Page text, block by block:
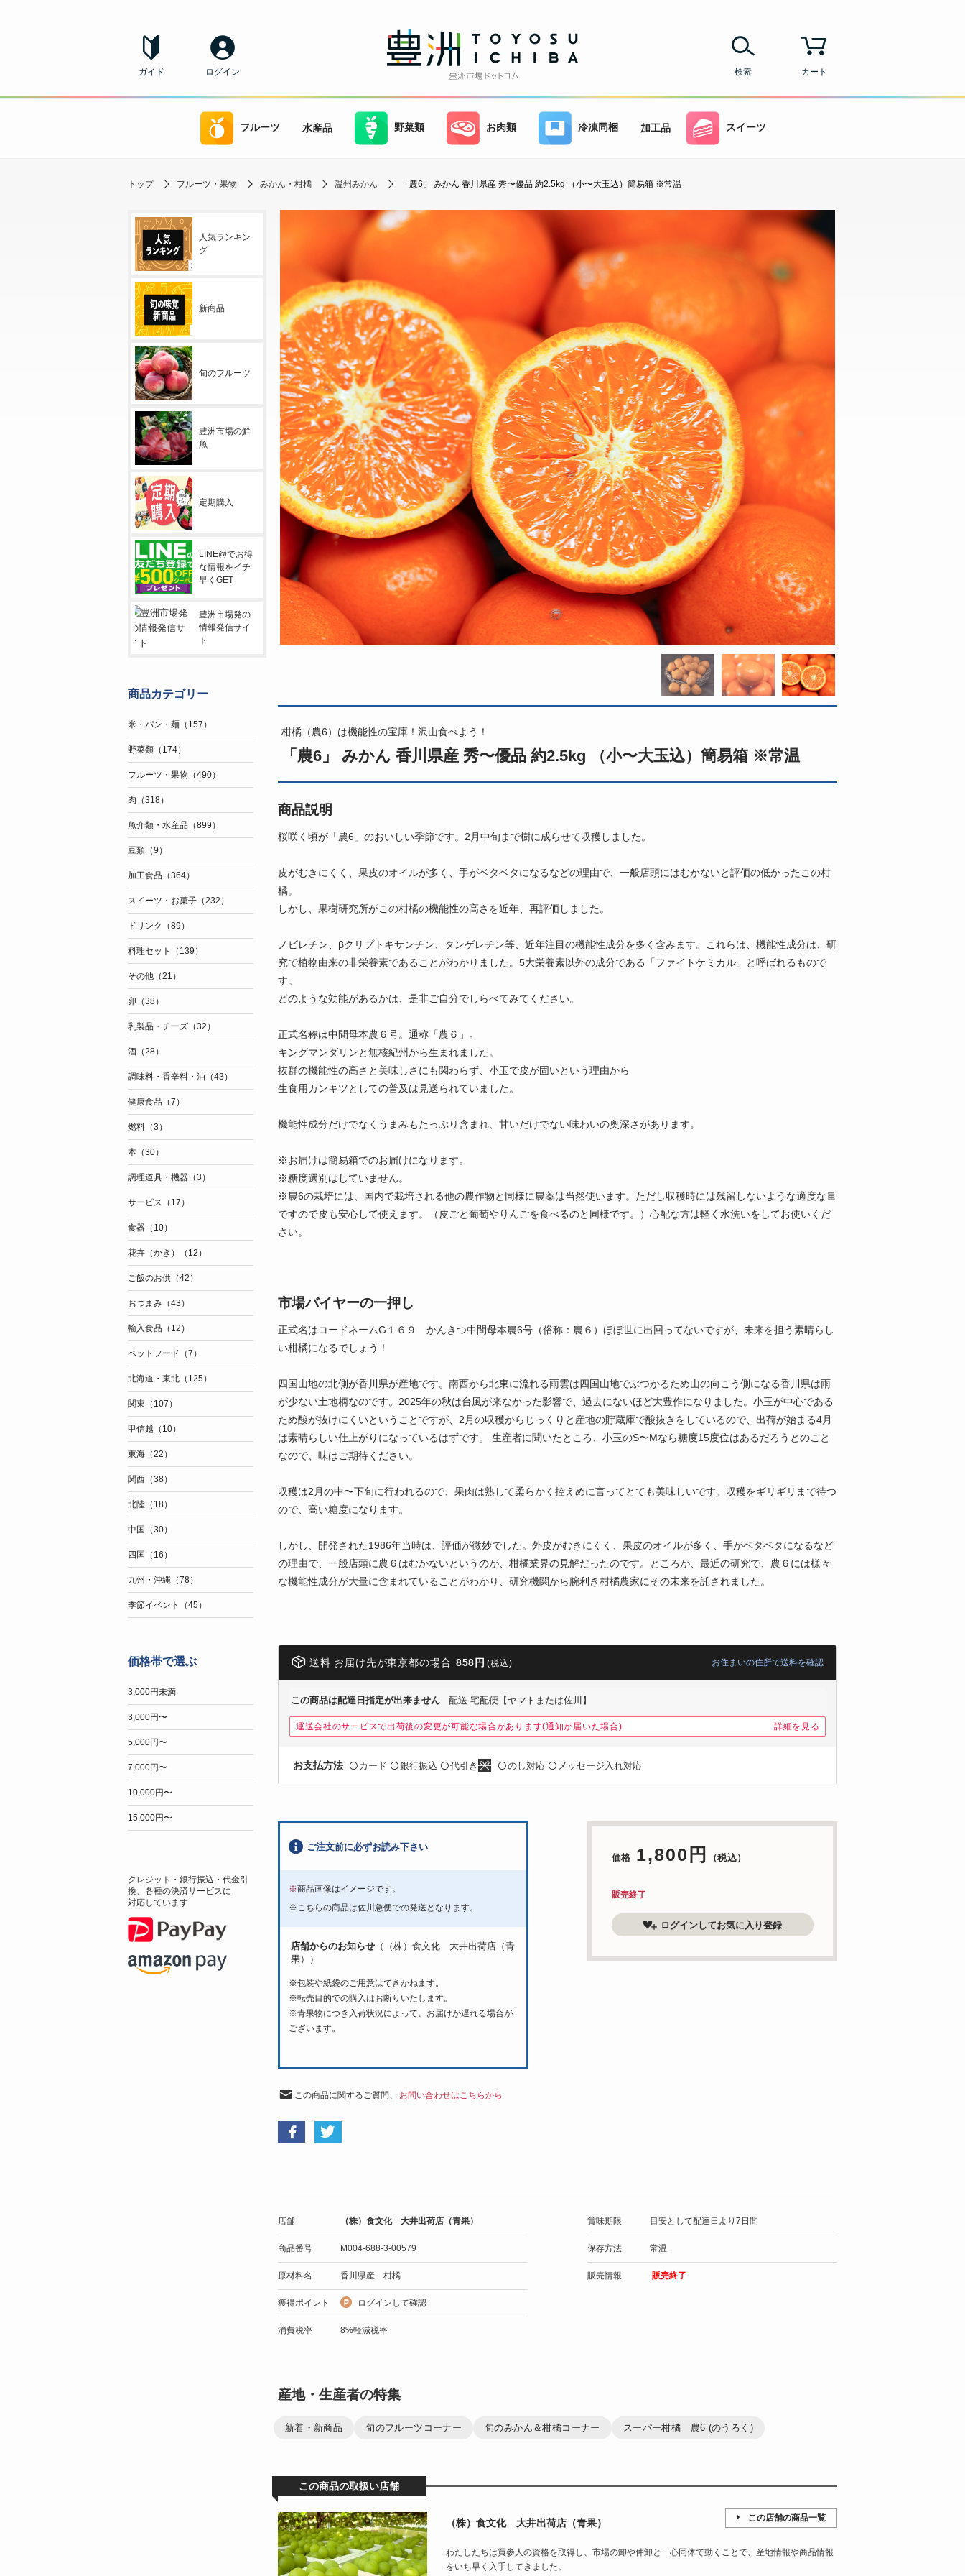
ガイド ログイン カート
検索
フルーツ 水産品 野菜類 お肉類 冷凍同梱 加工品 スイーツ
トップ フルーツ・果物 みかん・柑橘 温州みかん 「農6」 みかん 香川県産 秀〜優品 約2.5kg （小〜大玉込）簡易箱 ※常温
柑橘（農6）は機能性の宝庫！沢山食べよう！
「農6」 みかん 香川県産 秀〜優品 約2.5kg （小〜大玉込）簡易箱 ※常温
商品説明
桜咲く頃が「農6」のおいしい季節です。2月中旬まで樹に成らせて収穫しました。
皮がむきにくく、果皮のオイルが多く、手がベタベタになるなどの理由で、一般店頭にはむかないと評価の低かったこの柑
橘。
しかし、果樹研究所がこの柑橘の機能性の高さを近年、再評価しました。
ノビレチン、βクリプトキサンチン、タンゲレチン等、近年注目の機能性成分を多く含みます。これらは、機能性成分は、研
究で植物由来の非栄養素であることがわかりました。5大栄養素以外の成分である「ファイトケミカル」と呼ばれるもので
す。
どのような効能があるかは、是非ご自分でしらべてみてください。
正式名称は中間母本農６号。通称「農６」。
キングマンダリンと無核紀州から生まれました。
抜群の機能性の高さと美味しさにも関わらず、小玉で皮が固いという理由から
生食用カンキツとしての普及は見送られていました。
機能性成分だけでなくうまみもたっぷり含まれ、甘いだけでない味わいの奥深さがあります。
※お届けは簡易箱でのお届けになります。
※糖度選別はしていません。
※農6の栽培には、国内で栽培される他の農作物と同様に農薬は当然使います。ただし収穫時には残留しないような適度な量
ですので皮も安心して使えます。（皮ごと葡萄やりんごを食べるのと同様です。）心配な方は軽く水洗いをしてお使いくだ
さい。
市場バイヤーの一押し
正式名はコードネームG１６９ かんきつ中間母本農6号（俗称：農６）ほぼ世に出回ってないですが、未来を担う素晴らし
い柑橘になるでしょう！
四国山地の北側が香川県が産地です。南西から北東に流れる雨雲は四国山地でぶつかるため山の向こう側になる香川県は雨
が少ない土地柄なのです。2025年の秋は台風が来なかった影響で、過去にないほど大豊作になりました。小玉が中心である
ため酸が抜けにくいということですが、2月の収穫からじっくりと産地の貯蔵庫で酸抜きをしているので、出荷が始まる4月
は素晴らしい仕上がりになっているはずです。 生産者に聞いたところ、小玉のS〜Mなら糖度15度位はあるだろうとのこと
なので、味はご期待ください。
収穫は2月の中〜下旬に行われるので、果肉は熟して柔らかく控えめに言ってとても美味しいです。収穫をギリギリまで待つ
ので、高い糖度になります。
しかし、開発された1986年当時は、評価が微妙でした。外皮がむきにくく、果皮のオイルが多く、手がベタベタになるなど
の理由で、一般店頭に農６はむかないというのが、柑橘業界の見解だったのです。ところが、最近の研究で、農６には様々
な機能性成分が大量に含まれていることがわかり、研究機関から腕利き柑橘農家にその未来を託されました。
送料 お届け先が東京都の場合 858円 (税込) お住まいの住所で送料を確認
この商品は配達日指定が出来ません 配送 宅配便【ヤマトまたは佐川】
運送会社のサービスで出荷後の変更が可能な場合があります(通知が届いた場合) 詳細を見る
お支払方法 〇 カード 〇銀行振込 〇代引き 〇のし対応 〇 メッセージ入れ対応
価格 1,800円 （税込）
販売終了
ログインしてお気に入り登録
ご注文前に必ずお読み下さい
※商品画像はイメージです。
※こちらの商品は佐川急便での発送となります。
店舗からのお知らせ（（株）食文化 大井出荷店（青
果））
※包装や紙袋のご用意はできかねます。
※転売目的での購入はお断りいたします。
※青果物につき入荷状況によって、お届けが遅れる場合が
ございます。
この商品に関するご質問、 お問い合わせはこちらから
店舗 （株）食文化 大井出荷店（青果）
商品番号 M004-688-3-00579
原材料名 香川県産 柑橘
獲得ポイント ログインして確認
消費税率 8%軽減税率
賞味期限 目安として配達日より7日間
保存方法 常温
販売情報 販売終了
産地・生産者の特集
新着・新商品 旬のフルーツコーナー 旬のみかん＆柑橘コーナー スーパー柑橘 農6 (のうろく)
この商品の取扱い店舗
（株）食文化 大井出荷店（青果） この店舗の商品一覧
わたしたちは買参人の資格を取得し、市場の卸や仲卸と一心同体で動くことで、産地情報や商品情報
をいち早く入手してきました。
人気ランキン
グ
新商品
旬のフルーツ
豊洲市場の鮮
魚
定期購入
LINE@でお得
な情報をイチ
早くGET
豊洲市場発の
情報発信サイ
ト
商品カテゴリー
米・パン・麺（157）
野菜類（174）
フルーツ・果物（490）
肉（318）
魚介類・水産品（899）
豆類（9）
加工食品（364）
スイーツ・お菓子（232）
ドリンク（89）
料理セット（139）
その他（21）
卵（38）
乳製品・チーズ（32）
酒（28）
調味料・香辛料・油（43）
健康食品（7）
燃料（3）
本（30）
調理道具・機器（3）
サービス（17）
食器（10）
花卉（かき）（12）
ご飯のお供（42）
おつまみ（43）
輸入食品（12）
ペットフード（7）
北海道・東北（125）
関東（107）
甲信越（10）
東海（22）
関西（38）
北陸（18）
中国（30）
四国（16）
九州・沖縄（78）
季節イベント（45）
価格帯で選ぶ
3,000円未満
3,000円〜
5,000円〜
7,000円〜
10,000円〜
15,000円〜
クレジット・銀行振込・代金引
換、各種の決済サービスに
対応しています